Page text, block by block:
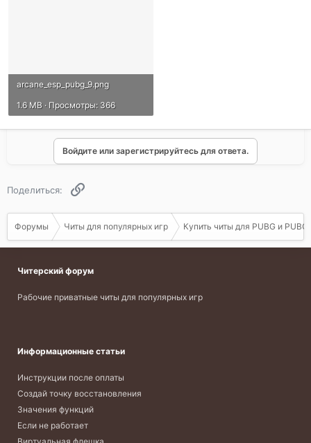
arcane_esp_pubg_9.png
1.6 MB · Просмотры: 366
Войдите или зарегистрируйтесь для ответа.
Поделиться:
Форумы Читы для популярных игр Купить читы для PUBG и
Читерский форум
Рабочие приватные читы для популярных игр
Информационные статьи
Инструкции после оплаты
Создай точку восстановления
Значения функций
Если не работает
Виртуальная флешка